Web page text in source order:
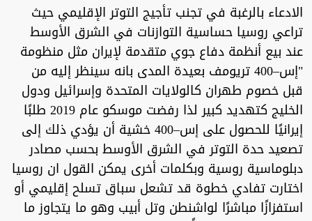
الادعاء بالرغبة في تجنب تأجيج التوتر الإقليمي حيث
تراعي روسيا حساسية التوازنات في الشرق الأوسط
عند بيع أنظمة دفاع جوي متقدمة لإيران مثل منظومة
"إس–400 تريومف بعيدة المدى بانه سينظر إليه من
قبل خصوم طهران كالولايات المتحدة وإسرائيل ودول
الخليج كتهديد كبير لذا رفضت موسكو عام 2019 طلبًا
إيرانيًا للحصول على إس–400 خشية أن يؤدي ذلك إلى
تصعيد حدة التوتر في الشرق الأوسط بحسب مصادر
دبلوماسية روسية وبكلمات أخرى يمكن القول ان روسيا
اختارت تفادي خطوة قد تشعل سباق تسلح إقليمي أو
استفزازًا مباشرًا لواشنطن وتل أبيب وهو ما يتجاوز ما